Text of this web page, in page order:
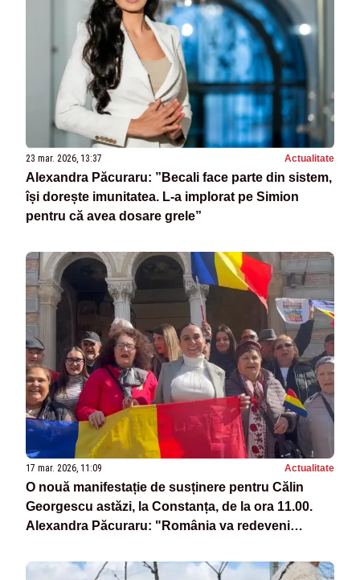
23 mar. 2026, 13:37 Actualitate
Alexandra Păcuraru: ”Becali face parte din sistem,
își dorește imunitatea. L-a implorat pe Simion
pentru că avea dosare grele”
17 mar. 2026, 11:09 Actualitate
O nouă manifestație de susținere pentru Călin
Georgescu astăzi, la Constanța, de la ora 11.00.
Alexandra Păcuraru: "România va redeveni